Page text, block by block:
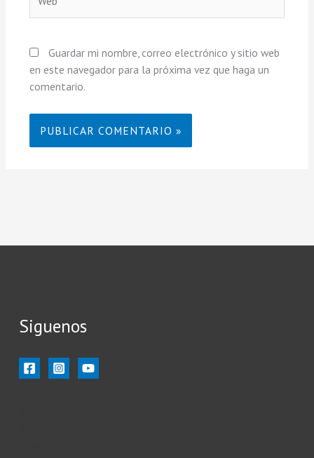
Guardar mi nombre, correo electrónico y sitio web
en este navegador para la próxima vez que haga un
comentario.
Siguenos